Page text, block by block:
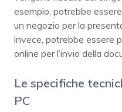
esempio, potrebbe
un negozio per la
invece, potrebbe essere
online per l’invio della
Le specifiche
PC